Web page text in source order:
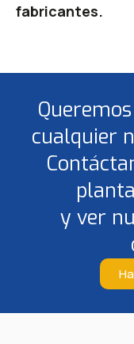
fabricantes.
cualquier
y ver